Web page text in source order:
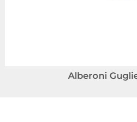
Alberoni